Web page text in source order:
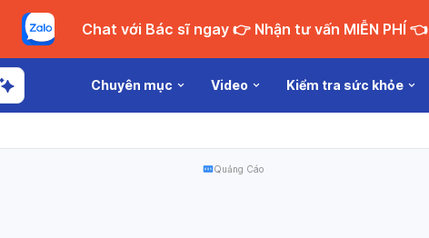
Chat với Bác sĩ ngay 👉 Nhận tư vấn MIỄN PHÍ 👈
Chuyên mục Video Kiểm tra sức khỏe
Quảng Cáo